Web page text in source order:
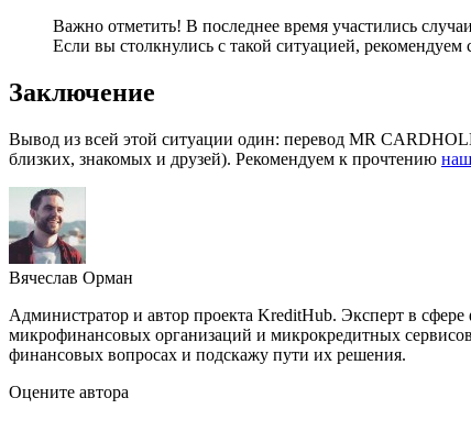
Важно отметить! В последнее время участились
Если вы столкнулись с такой ситуацией,
Заключение
Вывод из всей этой ситуации один: перевод MR
близких, знакомых и друзей). Рекомендуем к прочтению
Вячеслав Орман
Администратор и автор проекта KreditHub. Эксперт в
микрофинансовых организаций и микрокредитных
финансовых вопросах и подскажу пути их решения.
Оцените автора